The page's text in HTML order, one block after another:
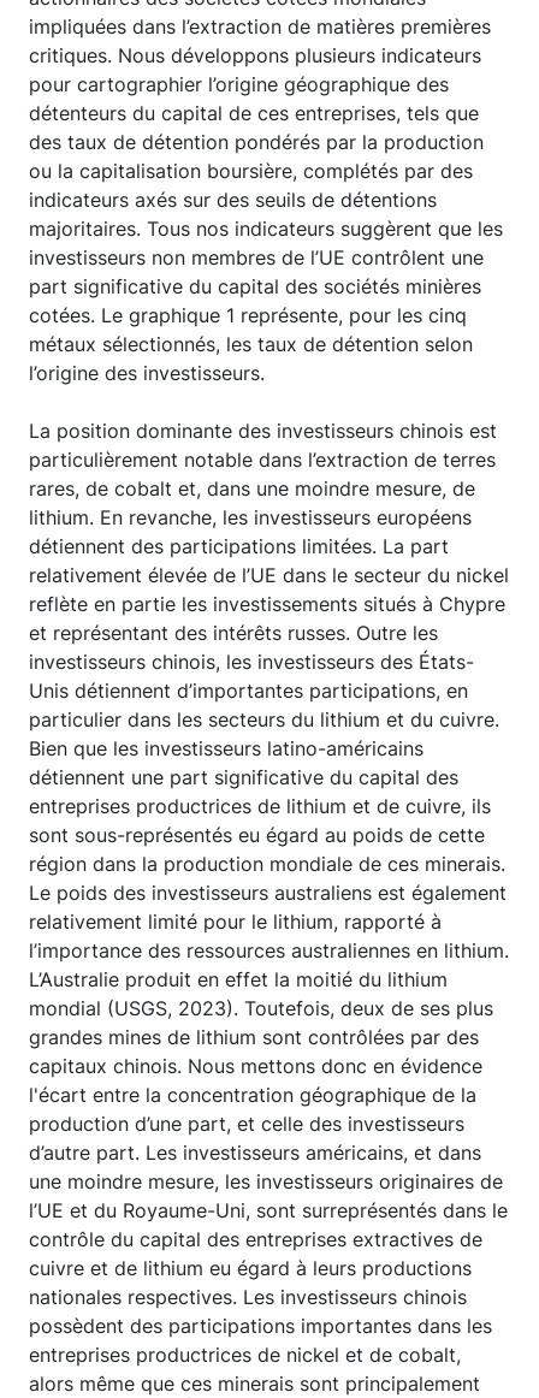
impliquées dans l’extraction de matières premières
critiques. Nous développons plusieurs indicateurs
pour cartographier l’origine géographique des
détenteurs du capital de ces entreprises, tels que
des taux de détention pondérés par la production
ou la capitalisation boursière, complétés par des
indicateurs axés sur des seuils de détentions
majoritaires. Tous nos indicateurs suggèrent que les
investisseurs non membres de l’UE contrôlent une
part significative du capital des sociétés minières
cotées. Le graphique 1 représente, pour les cinq
métaux sélectionnés, les taux de détention selon
l’origine des investisseurs.
La position dominante des investisseurs chinois est
particulièrement notable dans l’extraction de terres
rares, de cobalt et, dans une moindre mesure, de
lithium. En revanche, les investisseurs européens
détiennent des participations limitées. La part
relativement élevée de l’UE dans le secteur du nickel
reflète en partie les investissements situés à Chypre
et représentant des intérêts russes. Outre les
investisseurs chinois, les investisseurs des États-
Unis détiennent d’importantes participations, en
particulier dans les secteurs du lithium et du cuivre.
Bien que les investisseurs latino-américains
détiennent une part significative du capital des
entreprises productrices de lithium et de cuivre, ils
sont sous-représentés eu égard au poids de cette
région dans la production mondiale de ces minerais.
Le poids des investisseurs australiens est également
relativement limité pour le lithium, rapporté à
l’importance des ressources australiennes en lithium.
L’Australie produit en effet la moitié du lithium
mondial (USGS, 2023). Toutefois, deux de ses plus
grandes mines de lithium sont contrôlées par des
capitaux chinois. Nous mettons donc en évidence
l'écart entre la concentration géographique de la
production d’une part, et celle des investisseurs
d’autre part. Les investisseurs américains, et dans
une moindre mesure, les investisseurs originaires de
l’UE et du Royaume-Uni, sont surreprésentés dans le
contrôle du capital des entreprises extractives de
cuivre et de lithium eu égard à leurs productions
nationales respectives. Les investisseurs chinois
possèdent des participations importantes dans les
entreprises productrices de nickel et de cobalt,
alors même que ces minerais sont principalement